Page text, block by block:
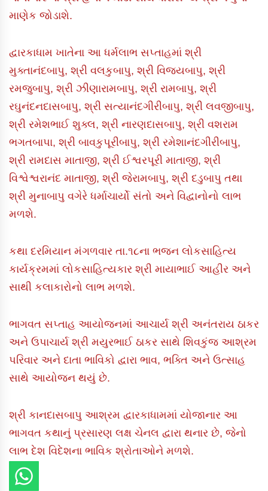
માણેક જોડાશે.
દ્વારકાધામ ખાતેના આ ધર્મલાભ સપ્તાહમાં શ્રી
મુક્તાનંદબાપુ, શ્રી વલકુબાપુ, શ્રી વિજયબાપુ, શ્રી
રમજુબાપુ, શ્રી ઝીણારામબાપુ, શ્રી રામબાપુ, શ્રી
રઘુનંદનદાસબાપુ, શ્રી સત્યાનંદગીરીબાપુ, શ્રી લવજીબાપુ,
શ્રી રમેશભાઈ શુક્લ, શ્રી નારણદાસબાપુ, શ્રી વશરામ
ભગતબાપા, શ્રી બાવકુપૂરીબાપુ, શ્રી રમેશાનંદગીરીબાપુ,
શ્રી રામદાસ માતાજી, શ્રી ઈશ્વરપૂરી માતાજી, શ્રી
વિશ્વેશ્વરાનંદ માતાજી, શ્રી જેરામબાપુ, શ્રી દડુબાપુ તથા
શ્રી મુનાબાપુ વગેરે ધર્માચાર્યો સંતો અને વિદ્વાનોનો લાભ
મળશે.
કથા દરમિયાન મંગળવાર તા.૧૮ના ભજન લોકસાહિત્ય
કાર્યક્રમમાં લોકસાહિત્યકાર શ્રી માયાભાઈ આહીર અને
સાથી કલાકારોનો લાભ મળશે.
ભાગવત સપ્તાહ આયોજનમાં આચાર્ય શ્રી અનંતરાય ઠાકર
અને ઉપાચાર્ય શ્રી મયુરભાઈ ઠાકર સાથે શિવકુંજ આશ્રમ
પરિવાર અને દાતા ભાવિકો દ્વારા ભાવ, ભક્તિ અને ઉત્સાહ
સાથે આયોજન થયું છે.
શ્રી કાનદાસબાપુ આશ્રમ દ્વારકાધામમાં યોજાનાર આ
ભાગવત કથાનું પ્રસારણ લક્ષ ચેનલ દ્વારા થનાર છે, જેનો
લાભ દેશ વિદેશના ભાવિક શ્રોતાઓને મળશે.